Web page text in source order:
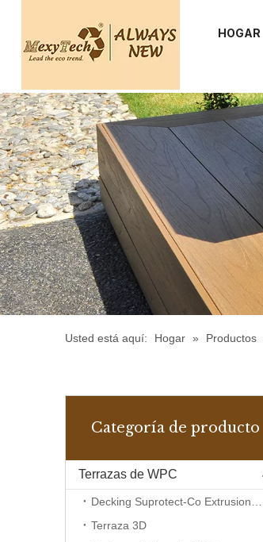
HOGAR
Usted está aquí: Hogar » Productos
Categoría de producto
Terrazas de WPC
Terraza 3D